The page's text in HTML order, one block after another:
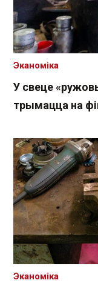
У свеце
трымацца на
Эканоміка
Эканоміка